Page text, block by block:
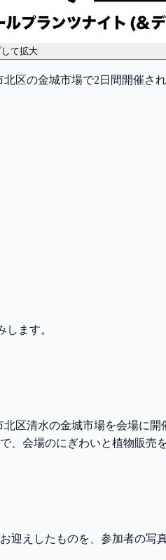
て拡大
区の金城市場で2日間開催
します。
区清水の金城市場を会場に
、会場のにぎわいと植物販売
迎えしたものを、参加者の写